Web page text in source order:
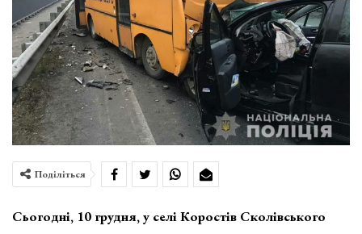
Поділіться
Сьогодні, 10 грудня, у селі Коростів Сколівського